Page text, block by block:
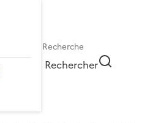
Rechercher